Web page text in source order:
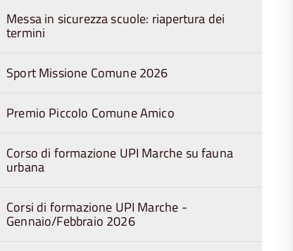
Messa in sicurezza scuole: riapertura dei
termini
Sport Missione Comune 2026
Premio Piccolo Comune Amico
Corso di formazione UPI Marche su fauna
urbana
Corsi di formazione UPI Marche -
Gennaio/Febbraio 2026